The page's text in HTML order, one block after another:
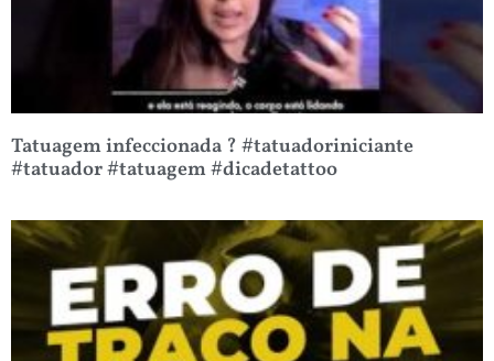
Tatuagem infeccionada ? #tatuadoriniciante
#tatuador #tatuagem #dicadetattoo